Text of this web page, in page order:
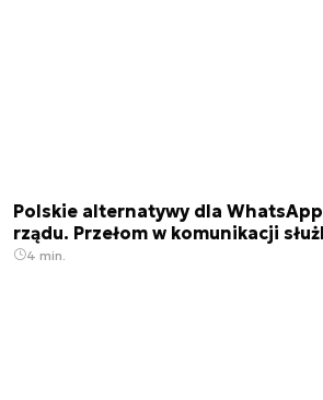
Polskie alternatywy dla
rządu. Przełom w komunikacji
4 min.